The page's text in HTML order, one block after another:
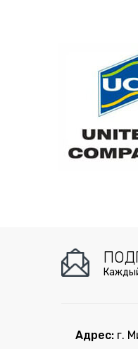
Адрес: г.